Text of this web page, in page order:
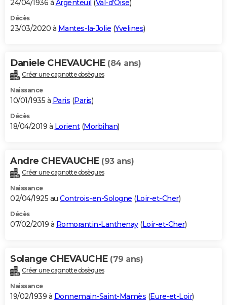
24/04/1936 à Argenteuil (Val-d'Oise)
Décès
23/03/2020 à Mantes-la-Jolie (Yvelines)
Daniele CHEVAUCHE (84 ans)
Créer une cagnotte obsèques
Naissance
10/01/1935 à Paris (Paris)
Décès
18/04/2019 à Lorient(Morbihan)
Andre CHEVAUCHE (93 ans)
Créer une cagnotte obsèques
Naissance
02/04/1925 au Controis-en-Sologne (Loir-et-Cher)
Décès
07/02/2019 à Romorantin-Lanthenay(Loir-et-Cher)
Solange CHEVAUCHE (79 ans)
Créer une cagnotte obsèques
Naissance
19/02/1939 à Donnemain-Saint-Mamès (Eure-et-Loir)